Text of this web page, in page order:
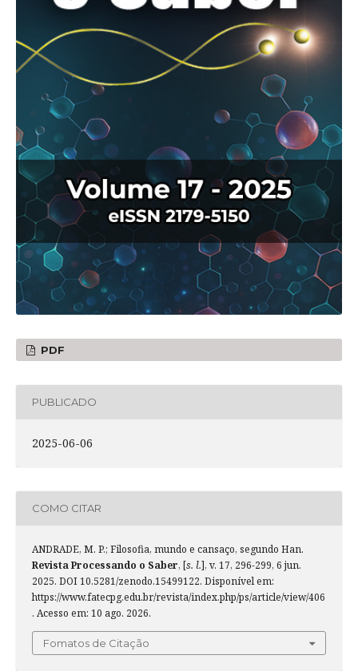
PDF
PUBLICADO
2025-06-06
COMO CITAR
ANDRADE, M. P.; Filosofia, mundo e cansaço, segundo Han.
Revista Processando o Saber, [s. l.], v. 17, 296-299, 6 jun.
2025. DOI 10.5281/zenodo.15499122. Disponível em:
https://www.fatecpg.edu.br/revista/index.php/ps/article/view/406
. Acesso em: 10 ago. 2026.
Fomatos de Citação